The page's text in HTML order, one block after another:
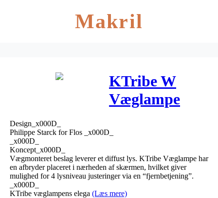
Makril
KTribe W
Væglampe
Design_x000D_
Philippe Starck for Flos _x000D_
_x000D_
Koncept_x000D_
Vægmonteret beslag leverer et diffust lys. KTribe Væglampe har
en afbryder placeret i nærheden af skærmen, hvilket giver
mulighed for 4 lysniveau justeringer via en “fjernbetjening”.
_x000D_
KTribe væglampens elega (Læs mere)